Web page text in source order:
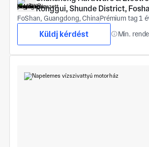
Ronggui, Shunde District,
FoShan, Guangdong, ChinaPrémium tag 1
Küldj kérdést Min.